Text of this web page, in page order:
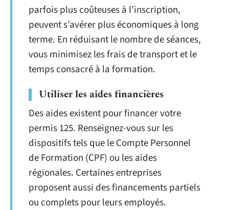
parfois plus coûteuses à l’inscription,
peuvent s’avérer plus économiques à long
terme. En réduisant le nombre de séances,
vous minimisez les frais de transport et le
temps consacré à la formation.
Utiliser les aides financières
Des aides existent pour financer votre
permis 125. Renseignez-vous sur les
dispositifs tels que le Compte Personnel
de Formation (CPF) ou les aides
régionales. Certaines entreprises
proposent aussi des financements partiels
ou complets pour leurs employés.